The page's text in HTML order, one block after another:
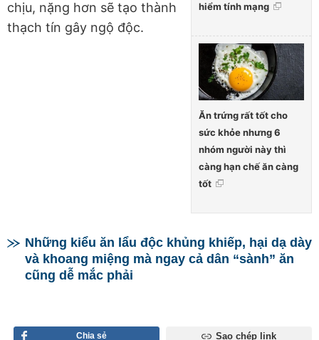
hiểm tính mạng
Ăn trứng rất tốt cho
sức khỏe nhưng 6
nhóm người này thì
càng hạn chế ăn càng
tốt
chịu, nặng hơn sẽ tạo thành
thạch tín gây ngộ độc.
Những kiểu ăn lẩu độc khủng khiếp, hại dạ dày
và khoang miệng mà ngay cả dân “sành” ăn
cũng dễ mắc phải
Chia sẻ Sao chép link